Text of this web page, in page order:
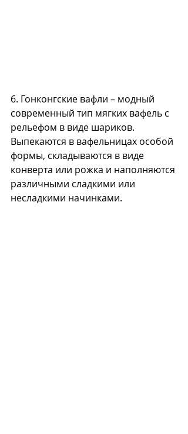
6. Гонконгские вафли – модный
современный тип мягких вафель с
рельефом в виде шариков.
Выпекаются в вафельницах особой
формы, складываются в виде
конверта или рожка и наполняются
различными сладкими или
несладкими начинками.